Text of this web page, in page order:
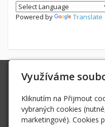
Powered by Translate
Ing. Radek Hoďák
IČ: 18979661
radek@hodak.cz
Využíváme
Kliknutím na Přijmout
vybraných cookies
marketingové). Cookies